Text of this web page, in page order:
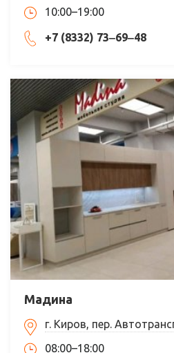
10:00–19:00
+7 (8332) 73‒69‒48
Мадина
г. Киров, пер.
08:00–18:00